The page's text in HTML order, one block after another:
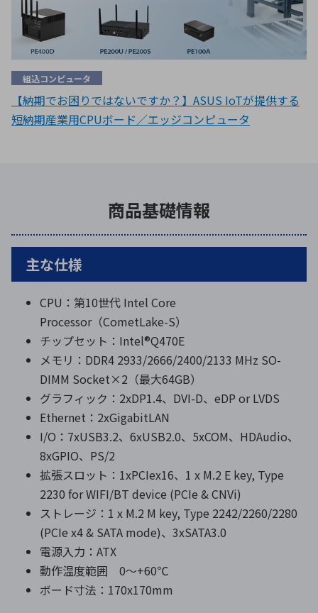
組込コンピュータ
【納期でお困りではないですか？】ASUS IoTが提供する
短納期産業用CPUボード／エッジコンピュータ
商品基礎情報
主な仕様
CPU：第10世代 Intel Core
Processor（CometLake-S）
チップセット：Intel®Q470E
メモリ：DDR4 2933/2666/2400/2133 MHz SO-
DIMM Socket×2（最大64GB）
グラフィック：2xDP1.4、DVI-D、eDP or LVDS
Ethernet：2xGigabitLAN
I/O：7xUSB3.2、6xUSB2.0、5xCOM、HDAudio、
8xGPIO、PS/2
拡張スロット：1xPCIex16、1 x M.2 E key, Type
2230 for WIFI/BT device (PCIe & CNVi)
ストレージ：1 x M.2 M key, Type 2242/2260/2280
(PCIe x4 & SATA mode)、3xSATA3.0
電源入力：ATX
動作温度範囲 0～+60℃
ボード寸法：170x170mm